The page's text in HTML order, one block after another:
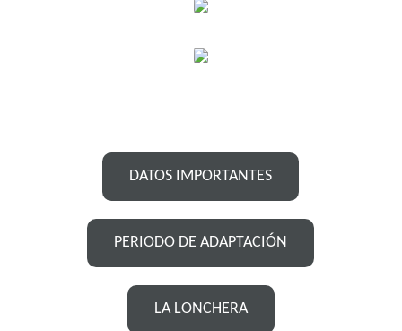
DATOS IMPORTANTES
PERIODO DE ADAPTACIÓN
LA LONCHERA